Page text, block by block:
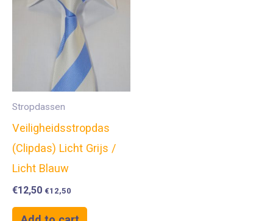
Stropdassen
Veiligheidsstropdas
(Clipdas) Licht Grijs /
Licht Blauw
€12,50 €12,50